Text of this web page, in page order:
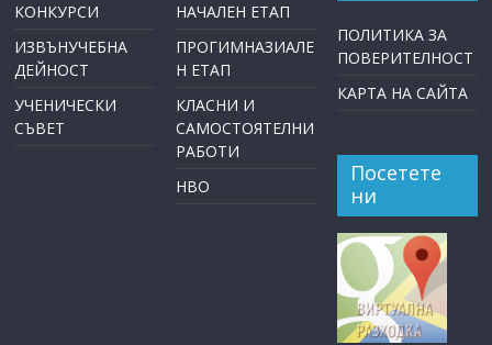
КОНКУРСИ
ИЗВЪНУЧЕБНА
ДЕЙНОСТ
УЧЕНИЧЕСКИ
СЪВЕТ
НАЧАЛЕН ЕТАП
ПРОГИМНАЗИАЛЕ
Н ЕТАП
КЛАСНИ И
САМОСТОЯТЕЛНИ
РАБОТИ
НВО
ПОЛИТИКА ЗА
ПОВЕРИТЕЛНОСТ
КАРТА НА САЙТА
Посетете
ни